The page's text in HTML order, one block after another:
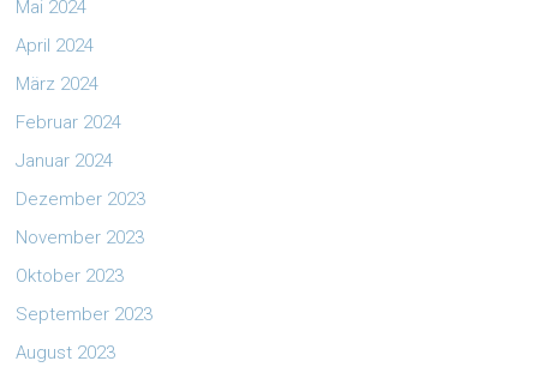
Mai 2024
April 2024
März 2024
Februar 2024
Januar 2024
Dezember 2023
November 2023
Oktober 2023
September 2023
August 2023